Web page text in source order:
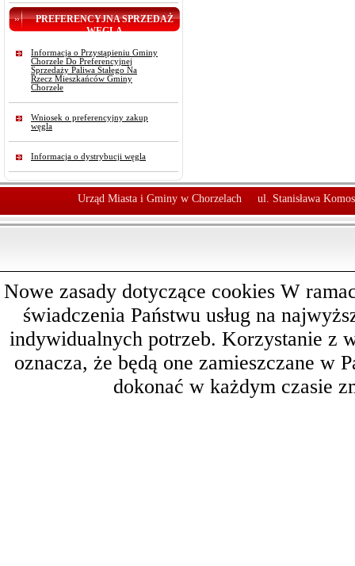
PREFERENCYJNA SPRZEDAŻ
WĘGLA
Informacja o Przystąpieniu Gminy
Chorzele Do Preferencyjnej
Sprzedaży Paliwa Stałego Na
Rzecz Mieszkańców Gminy
Chorzele
Wniosek o preferencyjny zakup
węgla
Informacja o dystrybucji węgla
Urząd Miasta i Gminy w Chorzelach ul. Stanisława
Nowe zasady dotyczące cookies W
świadczenia Państwu usług na
indywidualnych potrzeb. Korzystanie z
oznacza, że będą one zamieszczane w
dokonać w każdym czasie